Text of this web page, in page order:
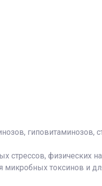
гиповитаминозов,
физических
токсинов и